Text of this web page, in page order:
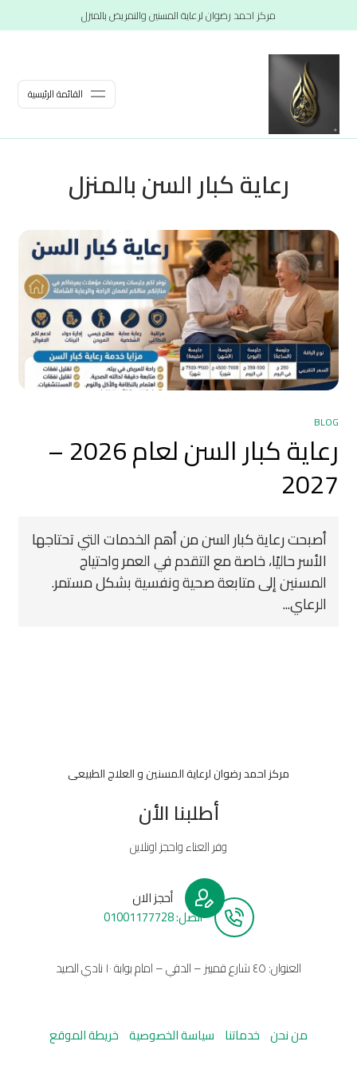
مركز احمد رضوان لرعاية المسنين والتمريض بالمنزل
القائمة الرئيسية
رعاية كبار السن بالمنزل
BLOG
رعاية كبار السن لعام 2026 –
2027
أصبحت رعاية كبار السن من أهم الخدمات التي تحتاجها
الأسر حاليًا، خاصة مع التقدم في العمر واحتياج
المسنين إلى متابعة صحية ونفسية بشكل مستمر.
الرعاي...
مركز احمد رضوان لرعاية المسنين و العلاج الطبيعى
أطلبنا الأن
وفر العناء واحجز اونلاين
أحجز الان
أتصل: 01001177728
العنوان: ٤٥ شارع قمبيز – الدقي – امام بوابة ١٠ نادي الصيد
من نحن خدماتنا سياسة الخصوصية خريطة الموقع